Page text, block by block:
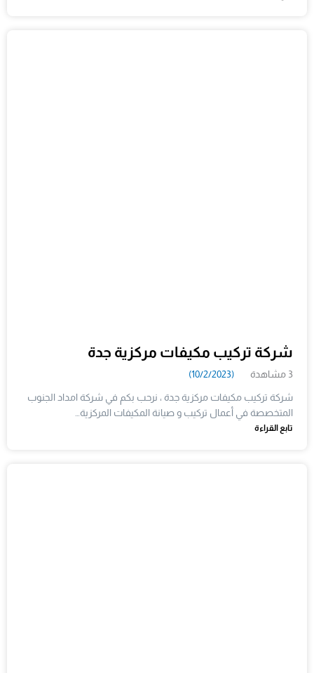
شركة تركيب مكيفات مركزية جدة
3 مشاهدة (10/2/2023)
شركة تركيب مكيفات مركزية جدة ، نرحب بكم في شركة امداد الجنوب
المتخصصة في أعمال تركيب و صيانة المكيفات المركزية…
تابع القراءة